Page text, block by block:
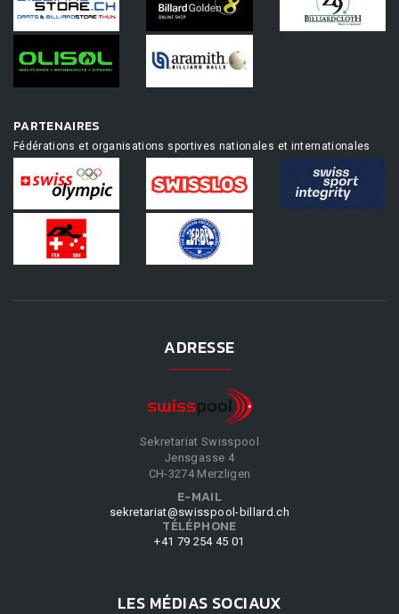
PARTENAIRES
Fédérations et organisations sportives nationales et internationales
ADRESSE
Sekretariat Swisspool
Jensgasse 4
CH-3274 Merzligen
E-MAIL
sekretariat@swisspool-billard.ch
TÉLÉPHONE
+41 79 254 45 01
LES MÉDIAS SOCIAUX